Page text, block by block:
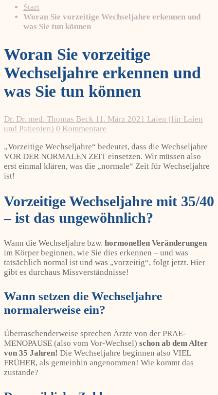
Start
Woran Sie vorzeitige Wechseljahre erkennen und
was Sie tun können
Woran Sie vorzeitige
Wechseljahre erkennen und
was Sie tun können
Dr. Dr. med. Thomas Beck 11. März 2021 Laien (für Laien
und Patienten) 0 Kommentare
„Vorzeitige Wechseljahre“ bedeutet, dass die Wechseljahre
VOR DER NORMALEN ZEIT einsetzen. Wir müssen also
erst einmal klären, was die „normale“ Zeit für Wechseljahre
ist!
Vorzeitige Wechseljahre mit 35/40
– ist das ungewöhnlich?
Wann die Wechseljahre bzw. hormonellen Veränderungen
im Körper beginnen, wie Sie dies erkennen – und was
tatsächlich normal ist und was „vorzeitig“, folgt jetzt. Hier
gibt es durchaus Missverständnisse!
Wann setzen die Wechseljahre
normalerweise ein?
Überraschenderweise sprechen Ärzte von der PRAE-
MENOPAUSE (also vom Vor-Wechsel) schon ab dem Alter
von 35 Jahren! Die Wechseljahre beginnen also VIEL
FRÜHER, als gemeinhin angenommen! Wie kommt das
zustande?